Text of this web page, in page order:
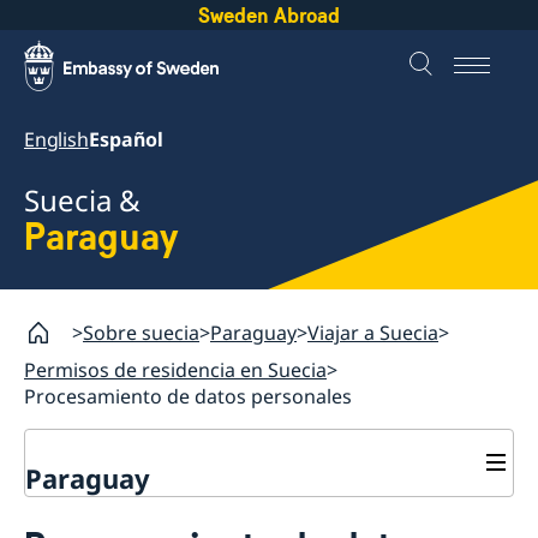
Sweden Abroad
EnglishEspañol
Suecia &
Paraguay
Sobre suecia Paraguay Viajar a Suecia
Permisos de residencia en Suecia
Procesamiento de datos personales
Paraguay